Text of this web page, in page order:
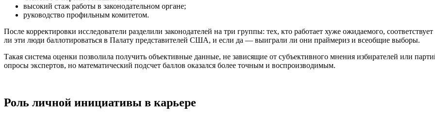
высокий стаж работы в законодательном органе;
руководство профильным комитетом.
После корректировки исследователи разделили законодателей на три группы: тех, кто работает хуже ожидаемого,
ли эти люди баллотироваться в Палату представителей США, и если да — выиграли ли они праймериз и всеобщие выборы.
Такая система оценки позволила получить объективные данные, не зависящие от субъективного мнения избирателей или
опросы экспертов, но математический подсчет баллов оказался более точным и воспроизводимым.
Роль личной инициативы в карьере